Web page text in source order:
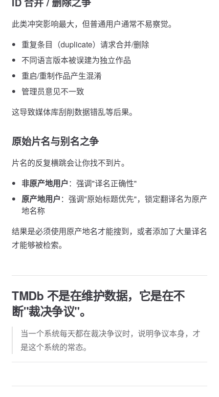
此类冲突影响最大，但普通用户通常不易察觉。
重复条目（duplicate）请求合并/删除
不同语言版本被误建为独立作品
重启/重制作品产生混淆
管理员意见不一致
这导致媒体库刮削数据错乱等后果。
原始片名与别名之争
片名的反复横跳会让你找不到片。
非原产地用户：强调"译名正确性"
原产地用户：强调"原始标题优先"，锁定翻译名为原产
地名称
结果是必须使用原产地名才能搜到，或者添加了大量译名
才能够被检索。
TMDb 不是在维护数据，它是在不
断"裁决争议"。
当一个系统每天都在裁决争议时，说明争议本身，才
是这个系统的常态。